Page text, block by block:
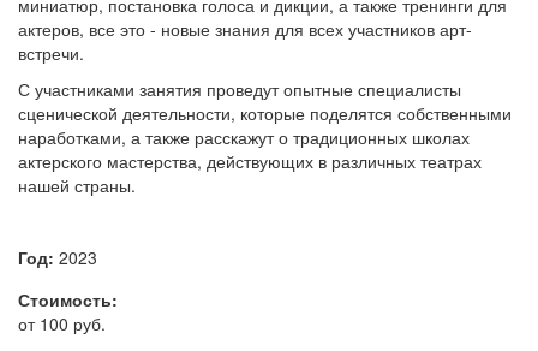
актеров, все это - новые знания для всех участников арт-
встречи.
С участниками занятия проведут опытные специалисты
сценической деятельности, которые поделятся собственными
наработками, а также расскажут о традиционных школах
актерского мастерства, действующих в различных театрах
нашей страны.
Год: 2023
Стоимость:
от 100 руб.